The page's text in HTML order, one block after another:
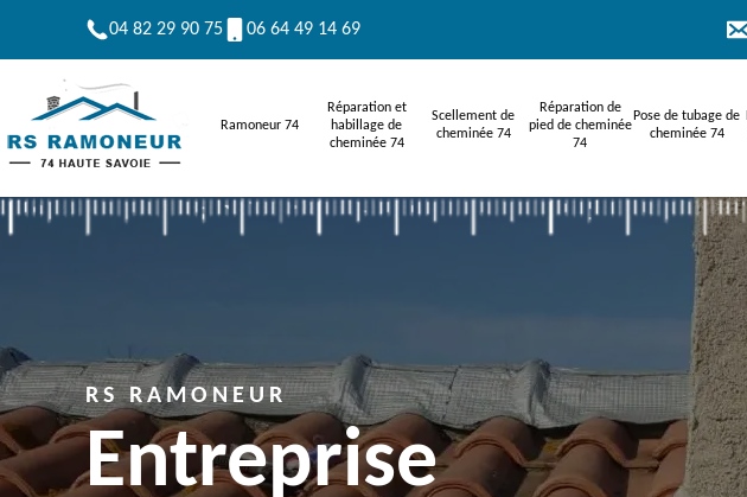
04 82 29 90 75 06 64 49 14 69
Ramoneur 74
Réparation et
habillage de
cheminée 74
Scellement de
cheminée 74
Réparation de
pied de cheminée
74
Pose de tubage de
cheminée 74
RS RAMONEUR
Entreprise